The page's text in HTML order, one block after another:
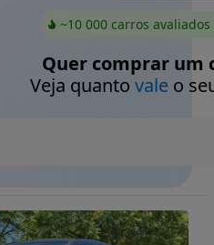
~10 000 carros
Quer comprar um
Veja quanto valeo